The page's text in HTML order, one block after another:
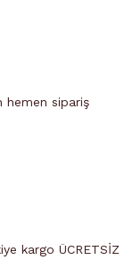
hemen sipariş
kargo ÜCRETSİZ